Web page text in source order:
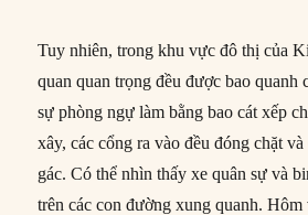
Tuy nhiên, trong khu vực đô thị của
quan quan trọng đều được bao quanh
sự phòng ngự làm bằng bao cát xếp
xây, các cổng ra vào đều đóng chặt
gác. Có thể nhìn thấy xe quân sự và
trên các con đường xung quanh.